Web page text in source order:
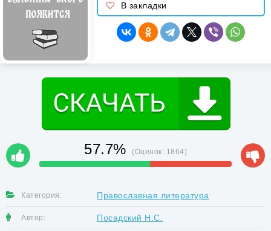
В закладки
57.7% (Оценок: 1864)
Категория: Православная литература
Автор: Посадский Н.С.